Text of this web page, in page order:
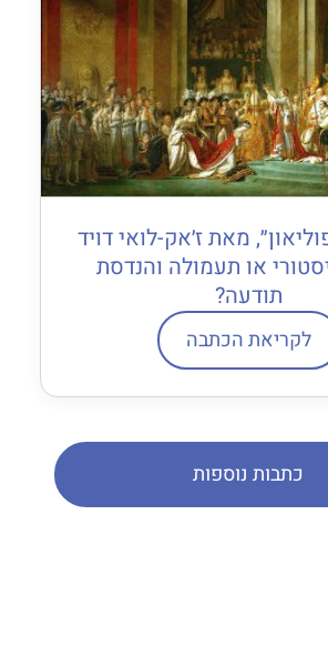
מאת ז׳אק-לואי דויד
או תעמולה והנדסת
תודעה?
לקריאת הכתבה
כתבות נוספות